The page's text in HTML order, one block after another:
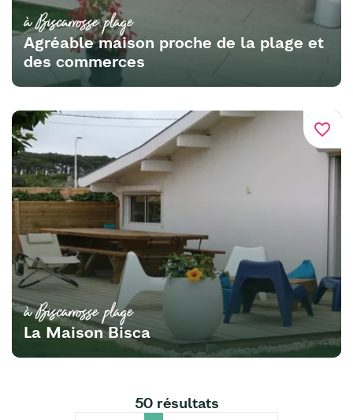
à Biscarrosse plage
Agréable maison proche de la plage et
des commerces
favorite_border
à Biscarrosse plage
La Maison Bisca
50 résultats